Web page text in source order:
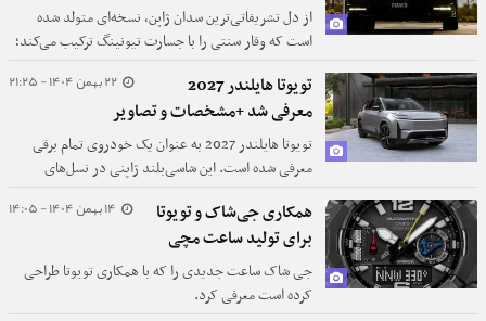
از دل تشریفاتی‌ترین سدان ژاپن، نسخه‌ای متولد شده
است که وقار سنتی را با جسارت تیونینگ ترکیب می‌کند؛
ترکیبی برای خاص‌پسندها.
22 بهمن 1404 - 21:25
تویوتا هایلندر 2027
معرفی شد +مشخصات و تصاویر
تویوتا هایلندر 2027 به عنوان یک خودروی تمام برقی
معرفی شده است. این شاسی‌بلند ژاپنی در نسل‌های
مختلف خود همواره از محبوب‌ترین محصولات بازار بوده
است.
14 بهمن 1404 - 14:05
همکاری جی‌شاک و تویوتا
برای تولید ساعت مچی
جی شاک ساعت جدیدی را که با همکاری تویوتا طراحی
کرده است معرفی کرد.